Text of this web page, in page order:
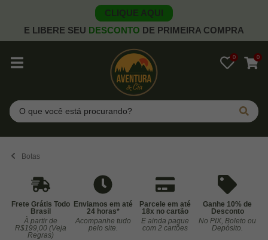
CLIQUE AQUI
E LIBERE SEU DESCONTO DE PRIMEIRA COMPRA
0 0
Pesquisar
Botas
Frete Grátis Todo
Brasil
À partir de
R$199,00 (Veja
Regras)
Enviamos em até
24 horas*
Acompanhe tudo
pelo site.
Parcele em até
18x no cartão
E ainda pague
com 2 cartões
Ganhe 10% de
Desconto
No PIX, Boleto ou
Depósito.